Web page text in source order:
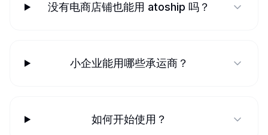
没有电商店铺也能用 atoship 吗？
小企业能用哪些承运商？
如何开始使用？